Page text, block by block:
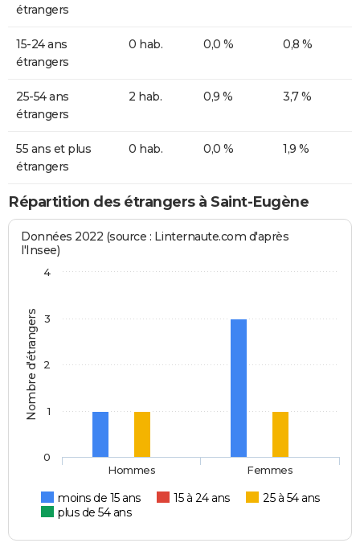
étrangers
15-24 ans
étrangers
0 hab. 0,0 % 0,8 %
25-54 ans
étrangers
2 hab. 0,9 % 3,7 %
55 ans et plus
étrangers
0 hab. 0,0 % 1,9 %
Répartition des étrangers à Saint-Eugène
Nombre d'étrangers
Données 2022 (source : Linternaute.com d'après
l'Insee)
moins de 15 ans 15 à 24 ans
25 à 54 ans
plus de 54 ans
Hommes Femmes
0
1
2
3
4